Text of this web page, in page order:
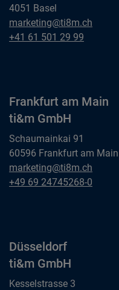
4051 Basel
Basel
ti&m AG
marketing@ti8m.ch
Basel
+41 61 501 29 99
Frankfurt am Main
ti&m GmbH
Schaumainkai 91
60596 Frankfurt am Main
Frankfurt am Main
ti&m GmbH
marketing@ti8m.ch
Frankfurt am Main
+49 69 24745268-0
Düsseldorf
ti&m GmbH
Kesselstrasse 3